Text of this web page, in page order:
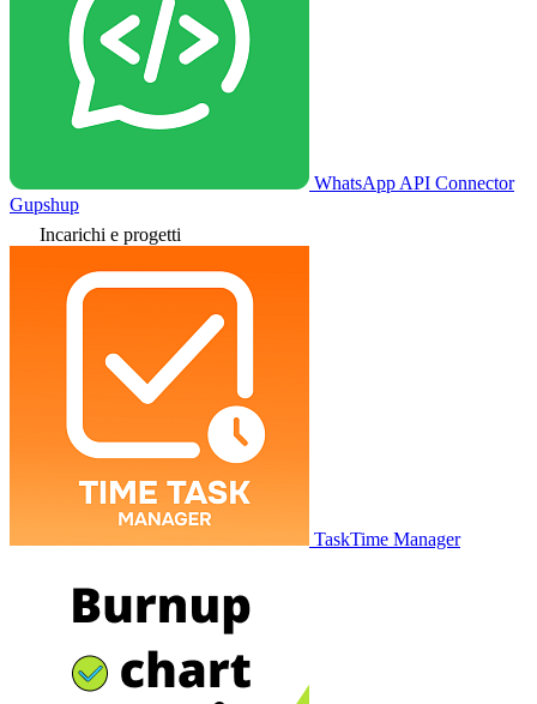
WhatsApp API Connector
Gupshup
Incarichi e progetti
TaskTime Manager